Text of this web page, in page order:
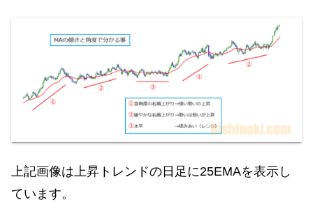
上記画像は上昇トレンドの日足に25EMAを表示し
ています。